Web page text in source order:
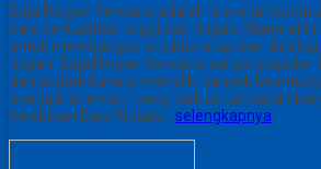
Baja Ringan Kencana adalah material
baja berkualitas tinggi dan ringan. Material
untuk membangun struktur atap dan
ringan. Baja Ringan Kencana sangat
dan arsitek karena memiliki banyak
menjadi alternatif yang baik untuk bahan
Kelebihan Baja Ringan… selengkapnya